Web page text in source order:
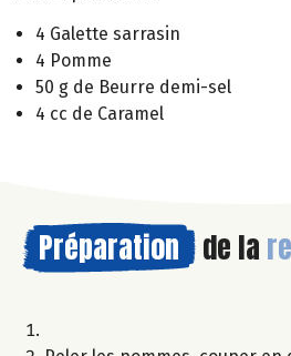
4 Galette sarrasin
4 Pomme
50 g de Beurre demi-sel
4 cc de Caramel
Préparation de la